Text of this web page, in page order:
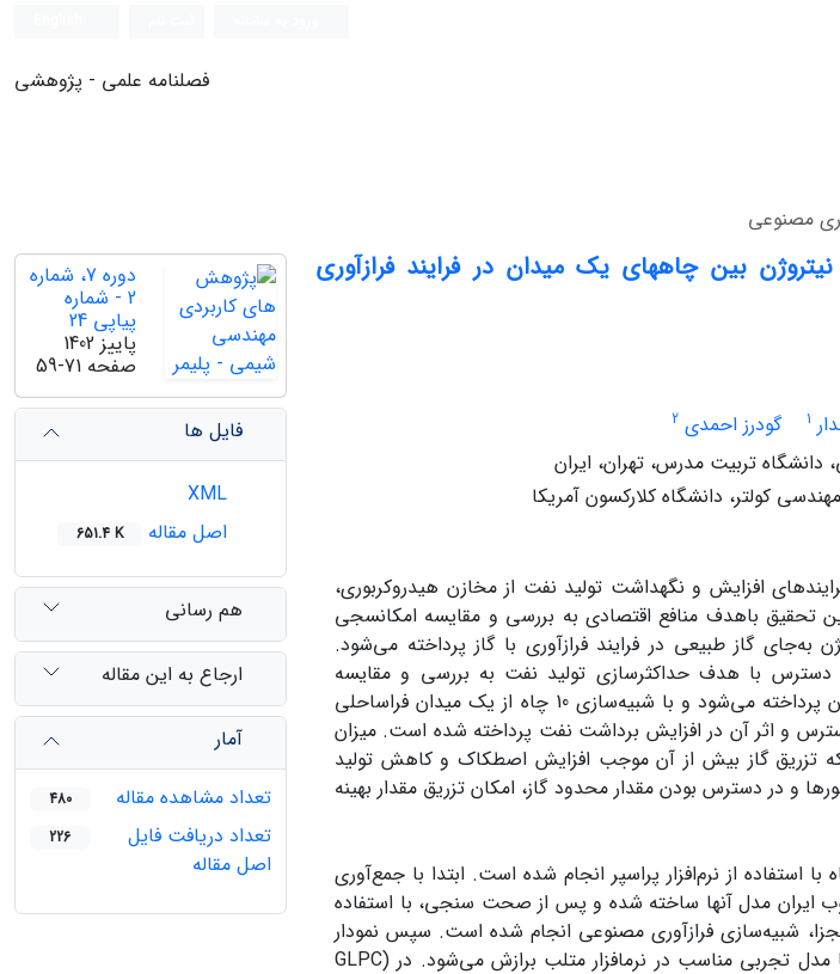
فصلنامه علمی - پژوهشی
مصنوعی
بین چاههای یک میدان در فرایند فرازآوری
1 گودرز احمدی 2
تربیت مدرس، تهران، ایران
کولتر، دانشگاه کلارکسون آمریکا
افزایش و نگهداشت تولید نفت از مخازن هیدروکربوری،
تحقیق باهدف منافع اقتصادی به بررسی و مقایسه امکانسجی
به‌جای گاز طبیعی در فرایند فرازآوری با گاز پرداخته می‌شود.
با هدف حداکثر­سازی تولید نفت به بررسی و مقایسه
پرداخته می‌شود
و با شبیه‌سازی 10 چاه از یک میدان فراساحلی
و اثر آن در افزایش برداشت نفت پرداخته شده است. میزان
که تزریق گاز بیش از آن موجب افزایش اصطکاک و کاهش تولید
و در دسترس بودن مقدار محدود گاز، امکان تزریق مقدار بهینه
استفاده از نرمافزار پراسپر انجام شده است. ابتدا با جمع‌آوری
جنوب ایران مدل آن­ها ساخته شده و پس از صحت سنجی، با استفاده
شبیه‌سازی فرازآوری مصنوعی انجام شده است. سپس نمودار
GLPC) هر کدام از چاه‌ها با مدل تجربی مناسب در نرم­افزار متلب برازش می‌شود. در
دوره 7، شماره
2 - شماره
پیاپی 24
پاییز 1402
صفحه 59-71
فایل ها
اصل مقاله
651.4 K
هم رسانی
ارجاع به این مقاله
آمار
تعداد مشاهده مقاله
480
تعداد دریافت فایل
اصل مقاله
226